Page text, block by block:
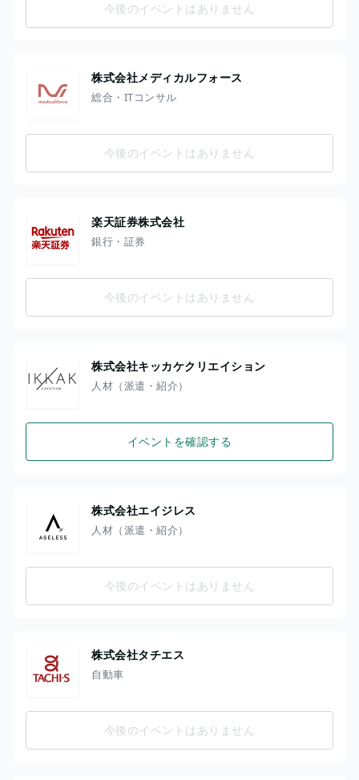
今後のイベントはありません
株式会社メディカルフォース
総合・ITコンサル
今後のイベントはありません
楽天証券株式会社
銀行・証券
今後のイベントはありません
株式会社キッカケクリエイション
人材（派遣・紹介）
イベントを確認する
株式会社エイジレス
人材（派遣・紹介）
今後のイベントはありません
株式会社タチエス
自動車
今後のイベントはありません